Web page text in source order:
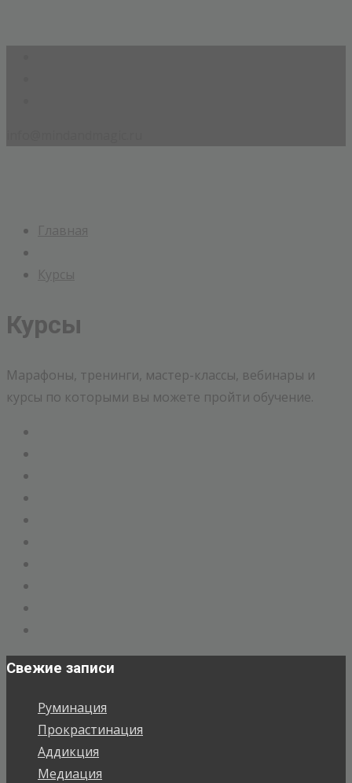
Главная
Курсы
Курсы
Марафоны, тренинги, мастер-классы, вебинары и
курсы по которыми вы можете пройти обучение.
Свежие записи
Руминация
Прокрастинация
Аддикция
Медиация